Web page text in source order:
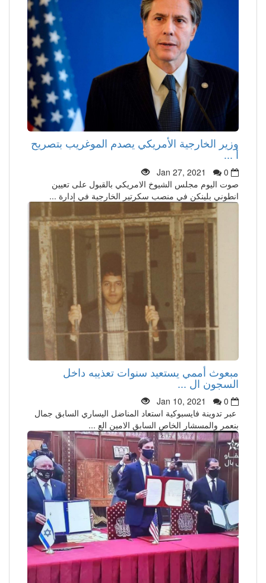
وزير الخارجية الأمريكي يصدم الموغريب بتصريح
أ ...
Jan 27, 2021
0
صوت اليوم مجلس الشيوخ الامريكي بالقبول على تعيين
انطوني بلينكن في منصب سكرتير الخارجية في إدارة ...
مبعوث أممي يستعيد سنوات تعذيبه داخل
السجون ال ...
Jan 10, 2021
0
عبر تدوينة فايسبوكية استعاد المناضل اليساري السابق جمال
بنعمر والمسشار الخاص السابق الامين الع ...